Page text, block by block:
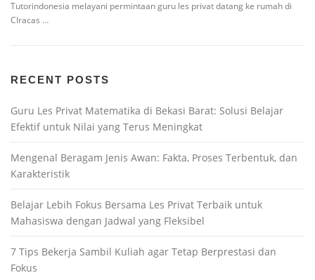
Tutorindonesia melayani permintaan guru les privat datang ke rumah di
CIracas …
RECENT POSTS
Guru Les Privat Matematika di Bekasi Barat: Solusi Belajar
Efektif untuk Nilai yang Terus Meningkat
Mengenal Beragam Jenis Awan: Fakta, Proses Terbentuk, dan
Karakteristik
Belajar Lebih Fokus Bersama Les Privat Terbaik untuk
Mahasiswa dengan Jadwal yang Fleksibel
7 Tips Bekerja Sambil Kuliah agar Tetap Berprestasi dan
Fokus